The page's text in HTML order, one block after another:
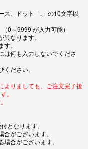
ス、ドット「.」の10文字以
0～9999 が入力可能）
なります。
。
は何も入力しないでくださ
ださい。
よりましても、ご注文完了後
。
となります。
がございます。
合がございます。